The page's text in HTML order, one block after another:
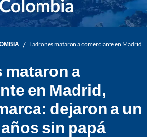
/ Ladrones mataron a comerciante en Madrid,
mataron a
en Madrid,
dejaron a un
sin papá